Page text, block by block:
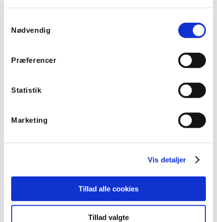
Nødvendig
Præferencer
Statistik
Marketing
Vis detaljer
Tillad alle cookies
Tillad valgte
Folketeatret
BIG BIO Nordhavn